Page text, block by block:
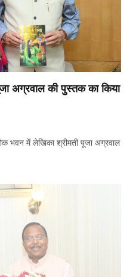
अग्रवाल की पुस्तक का किया
भवन में लेखिका श्रीमती पूजा अग्रवाल